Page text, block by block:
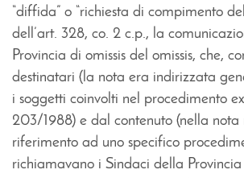
“diffida” o “richiesta di compimento
dell’art. 328, co. 2 c.p., la
Provincia di omissis del omissis, che,
destinatari (la nota era indirizzata
i soggetti coinvolti nel procedimento
203/1988) e dal contenuto (nella nota
riferimento ad uno specifico
richiamavano i Sindaci della